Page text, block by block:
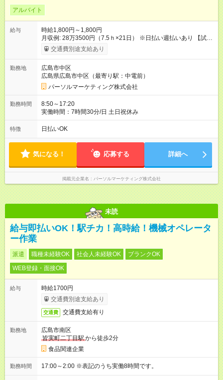
アルバイト
給与
時給1,800円～1,800円
月収例: 28万3500円（7.5ｈ×21日） ※日払い週払いあり 【試用
期間】試用期間なし
交通費別途支給あり
勤務地
広島市中区
広島県広島市中区（最寄り駅：中電前）
パーソルマーケティング株式会社
勤務時間
8:50～17:20
実働時間：7時間30分/日 土日祝休み
特徴 日払いOK
気になる！ 応募する 詳細へ
掲載元企業名 パーソルマーケティング株式会社
未読
給与即払いOK！駅チカ！高時給！機械オペレータ
ー作業
派遣 職種未経験OK 社会人未経験OK
ブランクOK
WEB登録・面接OK
給与
時給1700円
交通費別途支給あり
交通費 交通費支給有り
勤務地
広島市南区
皆実町二丁目駅から徒歩2分
食品関連企業
勤務時間 17:00～2:00 ※表記のうち実働8時間です。